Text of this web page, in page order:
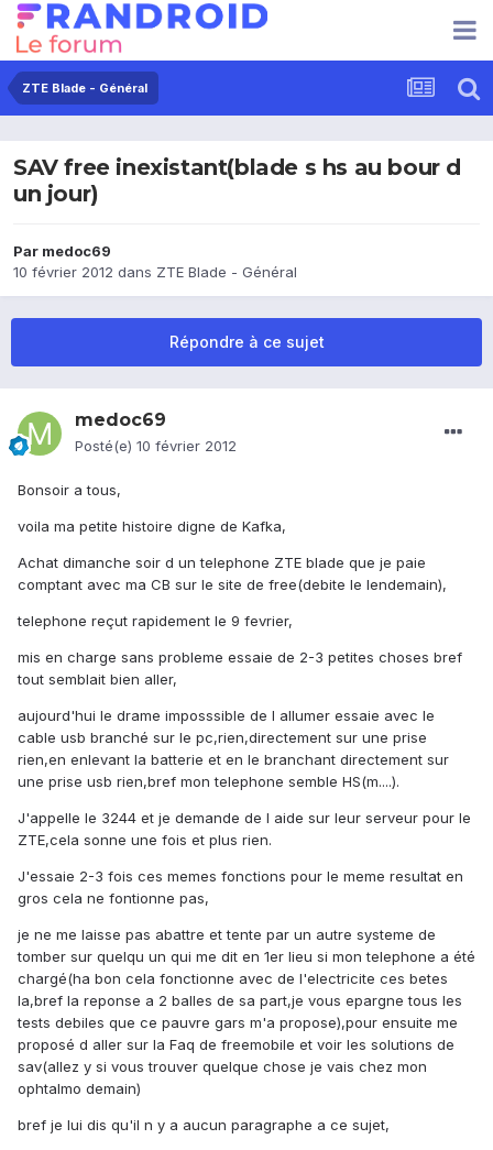
ZTE Blade - Général
SAV free inexistant(blade s hs au bour d
un jour)
Par medoc69
10 février 2012 dans ZTE Blade - Général
Répondre à ce sujet
medoc69
Posté(e) 10 février 2012
Bonsoir a tous,
voila ma petite histoire digne de Kafka,
Achat dimanche soir d un telephone ZTE blade que je paie
comptant avec ma CB sur le site de free(debite le lendemain),
telephone reçut rapidement le 9 fevrier,
mis en charge sans probleme essaie de 2-3 petites choses bref
tout semblait bien aller,
aujourd'hui le drame imposssible de l allumer essaie avec le
cable usb branché sur le pc,rien,directement sur une prise
rien,en enlevant la batterie et en le branchant directement sur
une prise usb rien,bref mon telephone semble HS(m....).
J'appelle le 3244 et je demande de l aide sur leur serveur pour le
ZTE,cela sonne une fois et plus rien.
J'essaie 2-3 fois ces memes fonctions pour le meme resultat en
gros cela ne fontionne pas,
je ne me laisse pas abattre et tente par un autre systeme de
tomber sur quelqu un qui me dit en 1er lieu si mon telephone a été
chargé(ha bon cela fonctionne avec de l'electricite ces betes
la,bref la reponse a 2 balles de sa part,je vous epargne tous les
tests debiles que ce pauvre gars m'a propose),pour ensuite me
proposé d aller sur la Faq de freemobile et voir les solutions de
sav(allez y si vous trouver quelque chose je vais chez mon
ophtalmo demain)
bref je lui dis qu'il n y a aucun paragraphe a ce sujet,